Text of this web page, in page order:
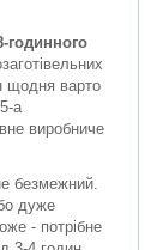
годинного
щодня варто
а
виробниче
безмежний.
дуже
- потрібне